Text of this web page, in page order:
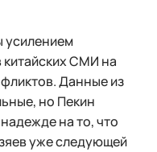
усилением
китайских СМИ на
Данные из
но Пекин
на то, что
уже следующей